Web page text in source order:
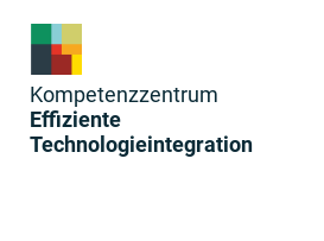
content
Kom­pe­tenzzen­trum
Effiziente
Technologieintegration